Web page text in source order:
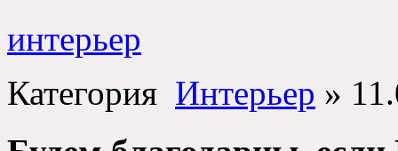
интерьер
Категория Интерьер »